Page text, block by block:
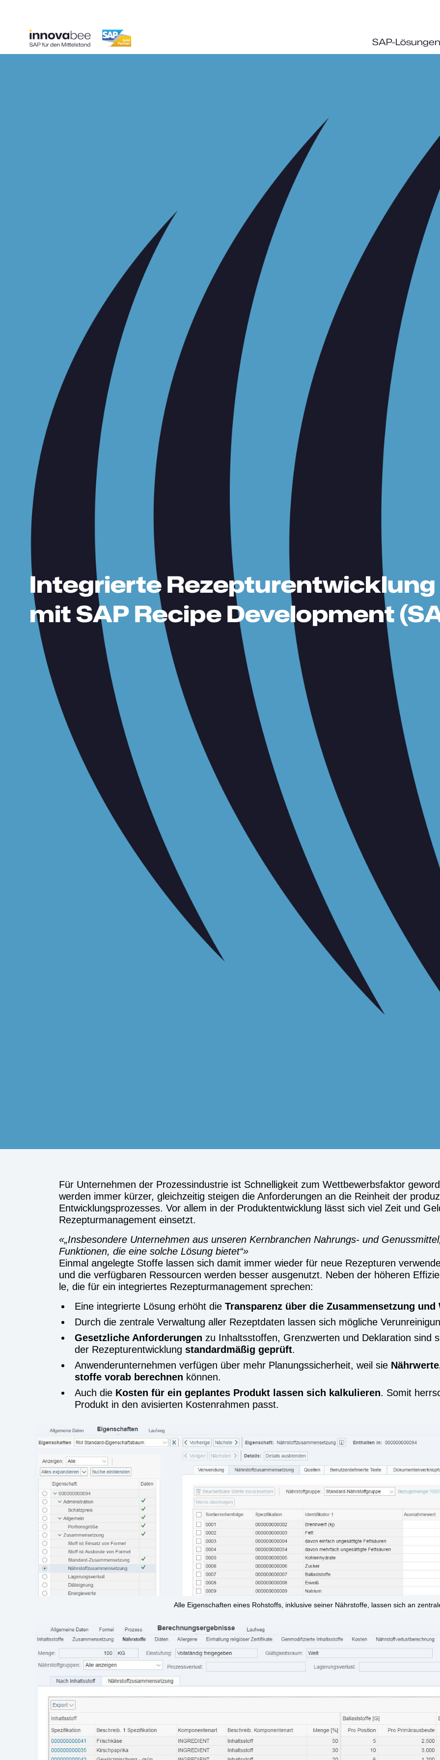
SAP-Lösungen
Integrierte Rezepturentwicklung
mit SAP Recipe Development
Für Unter­neh­men der Pro­zess­in­dus­trie ist Schnel­lig­keit zum Wett­be­werbs­fak­tor
wer­den immer kür­zer, gleich­zei­tig stei­gen die Anfor­de­run­gen an die Rein­heit der
Ent­wick­lungs­pro­zes­ses. Vor allem in der Pro­dukt­ent­wick­lung lässt sich viel Zeit und
Rezep­tur­ma­nage­ment ein­setzt.
„Ins­be­son­de­re Unter­neh­men aus unse­ren Kern­bran­chen Nah­rungs- und
Funk­tio­nen, die eine sol­che Lösung bie­tet“
Ein­mal ange­leg­te Stof­fe las­sen sich damit immer wie­der für neue Rezep­tu­ren
und die ver­füg­ba­ren Res­sour­cen wer­den bes­ser aus­ge­nutzt. Neben der höhe­ren
le, die für ein inte­grier­tes Rezep­tur­ma­nage­ment spre­chen:
Eine inte­grier­te Lösung erhöht die Trans­pa­renz über die Zusam­men­set­zung und
Durch die zen­tra­le Ver­wal­tung aller Rezept­da­ten las­sen sich mög­li­che
Gesetz­li­che Anfor­de­run­gen zu Inhalts­stof­fen, Grenz­wer­ten und Dekla­ra­ti­on sind
der Rezep­tur­ent­wick­lung stan­dard­mä­ßig geprüft.
Anwen­der­un­ter­neh­men ver­fü­gen über mehr Pla­nungs­si­cher­heit, weil sie
stof­fe vor­ab berech­nen kön­nen.
Auch die Kos­ten für ein geplan­tes Pro­dukt las­sen sich kal­ku­lie­ren. Somit
Pro­dukt in den avi­sier­ten Kos­ten­rah­men passt.
Alle Eigen­schaf­ten eines Roh­stoffs, inklu­si­ve sei­ner Nähr­stof­fe, las­sen sich an